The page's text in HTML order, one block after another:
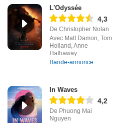
L'Odyssée
4,3
De Christopher Nolan
Avec Matt Damon, Tom
Holland, Anne
Hathaway
Bande-annonce
In Waves
4,2
De Phuong Mai
Nguyen